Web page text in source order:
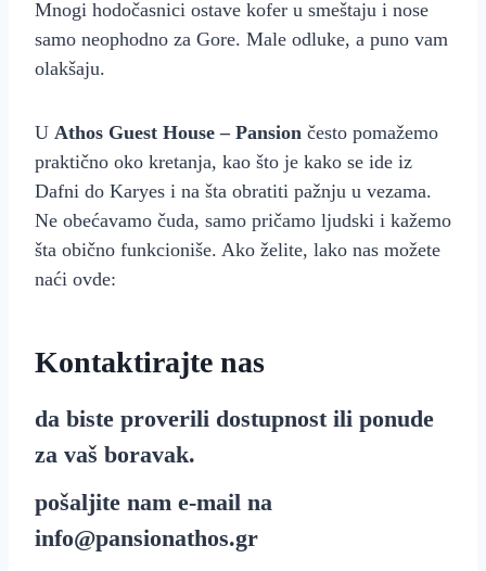
Mnogi hodočasnici ostave kofer u smeštaju i nose
samo neophodno za Gore. Male odluke, a puno vam
olakšaju.
U Athos Guest House – Pansion često pomažemo
praktično oko kretanja, kao što je kako se ide iz
Dafni do Karyes i na šta obratiti pažnju u vezama.
Ne obećavamo čuda, samo pričamo ljudski i kažemo
šta obično funkcioniše. Ako želite, lako nas možete
naći ovde:
Kontaktirajte nas
da biste proverili dostupnost ili ponude
za vaš boravak.
pošaljite nam e-mail na
info@pansionathos.gr